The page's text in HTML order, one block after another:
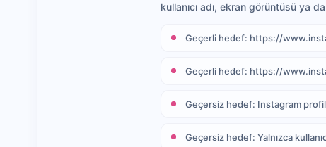
kullanıcı adı, ekran görüntüsü ya
Geçerli hedef: https://
Geçerli hedef: https://
Geçersiz hedef: Instagram profil
Geçersiz hedef: Yalnızca